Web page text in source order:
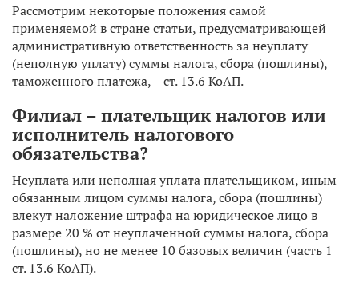
Рассмотрим некоторые положения самой
применяемой в стране статьи, предусматривающей
административную ответственность за неуплату
(неполную уплату) суммы налога, сбора (пошлины),
таможенного платежа, – ст. 13.6 КоАП.
Филиал – плательщик налогов или
исполнитель налогового
обязательства?
Неуплата или неполная уплата плательщиком, иным
обязанным лицом суммы налога, сбора (пошлины)
влекут наложение штрафа на юридическое лицо в
размере 20 % от неуплаченной суммы налога, сбора
(пошлины), но не менее 10 базовых величин (часть 1
ст. 13.6 КоАП).